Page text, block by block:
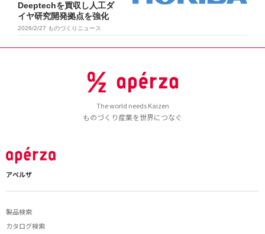
Deeptechを買収し人工ダ
イヤ研究開発拠点を強化
2026/2/27 ものづくりニュース
The world needs Kaizen
ものづくり産業を世界につなぐ
アペルザ
製品検索
カタログ検索